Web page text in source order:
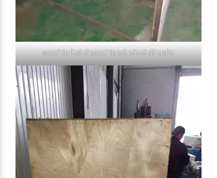
लकड़ी के डिब्बे में लकड़ी के लट्ठे छीलने की मशीन